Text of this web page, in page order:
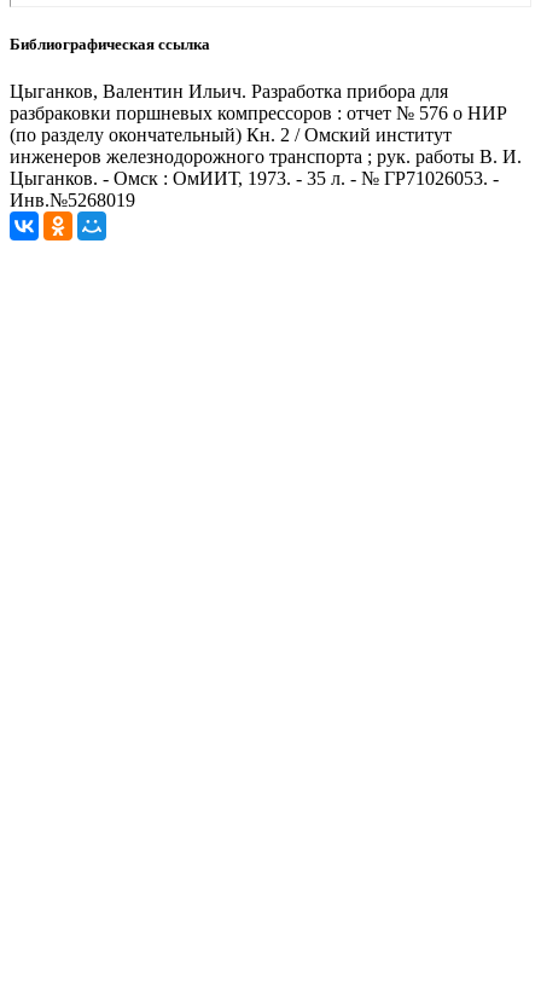
Библиографическая ссылка
Цыганков, Валентин Ильич. Разработка прибора для
разбраковки поршневых компрессоров : отчет № 576 о НИР
(по разделу окончательный) Кн. 2 / Омский институт
инженеров железнодорожного транспорта ; рук. работы В. И.
Цыганков. - Омск : ОмИИТ, 1973. - 35 л. - № ГР71026053. -
Инв.№5268019